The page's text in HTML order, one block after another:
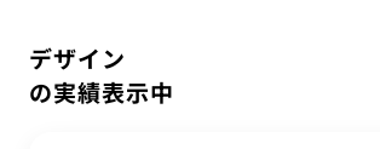
Webデザイン
UI/UX設計
アニメ公式サイト制作
デザイナー
WEBMASTERS
EdtechTraining
Works
About
サービス別で絞り込む
デザイン
の実績表示中